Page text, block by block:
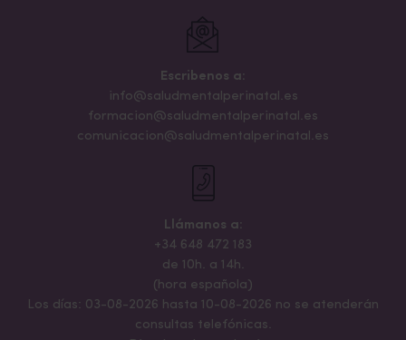
Escribenos a:
info@saludmentalperinatal.es
formacion@saludmentalperinatal.es
comunicacion@saludmentalperinatal.es
Llámanos a:
+34 648 472 183
de 10h. a 14h.
(hora española)
Los días: 03-08-2026 hasta 10-08-2026 no se atenderán
consultas telefónicas.